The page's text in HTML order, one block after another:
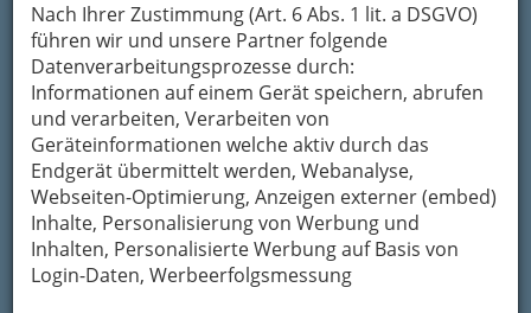
Nach Ihrer Zustimmung (Art. 6 Abs. 1 lit. a DSGVO)
führen wir und unsere Partner folgende
Datenverarbeitungsprozesse durch:
Informationen auf einem Gerät speichern, abrufen
und verarbeiten, Verarbeiten von
Geräteinformationen welche aktiv durch das
Endgerät übermittelt werden, Webanalyse,
Webseiten-Optimierung, Anzeigen externer (embed)
Inhalte, Personalisierung von Werbung und
Inhalten, Personalisierte Werbung auf Basis von
Login-Daten, Werbeerfolgsmessung
bewahren, verwenden wir an dieser Stelle zur
Übermittlung Ihrer Nachricht ein sicheres
Formular. Ihre Nachricht wird nach dem
Absenden umgehend per Mail an das
Unternehmen Projekt Alleinerziehende
weitergeleitet.
Mein Name
Meine Email Adresse